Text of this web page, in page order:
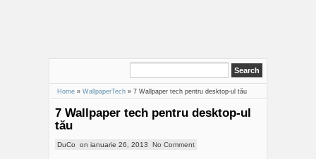
Home » WallpaperTech » 7 Wallpaper tech pentru desktop-ul tău
7 Wallpaper tech pentru desktop-ul
tău
DuCo on ianuarie 26, 2013 No Comment